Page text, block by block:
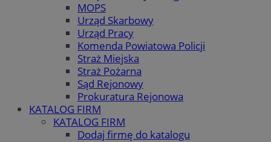
MOPS
Urząd Skarbowy
Urząd Pracy
Komenda Powiatowa Policji
Straż Miejska
Straż Pożarna
Sąd Rejonowy
Prokuratura Rejonowa
KATALOG FIRM
KATALOG FIRM
Dodaj firmę do katalogu